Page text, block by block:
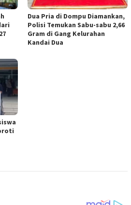
Dua Pria di Dompu Diamankan,
Polisi Temukan Sabu-sabu 2,66
Gram di Gang Kelurahan
Kandai Dua